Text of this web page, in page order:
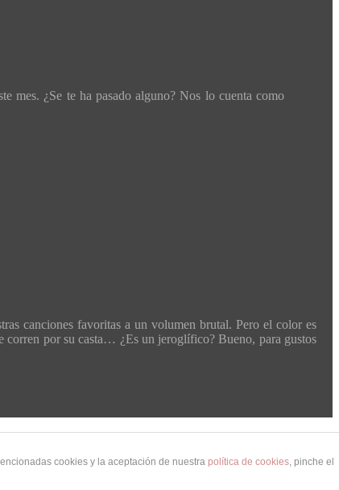
mes. ¿Se te ha pasado alguno? Nos lo cuenta como
canciones favoritas a un volumen brutal. Pero el color es
por su casta… ¿Es un jeroglífico? Bueno, para gustos
cookies y la aceptación de nuestra política de cookies , pinche el